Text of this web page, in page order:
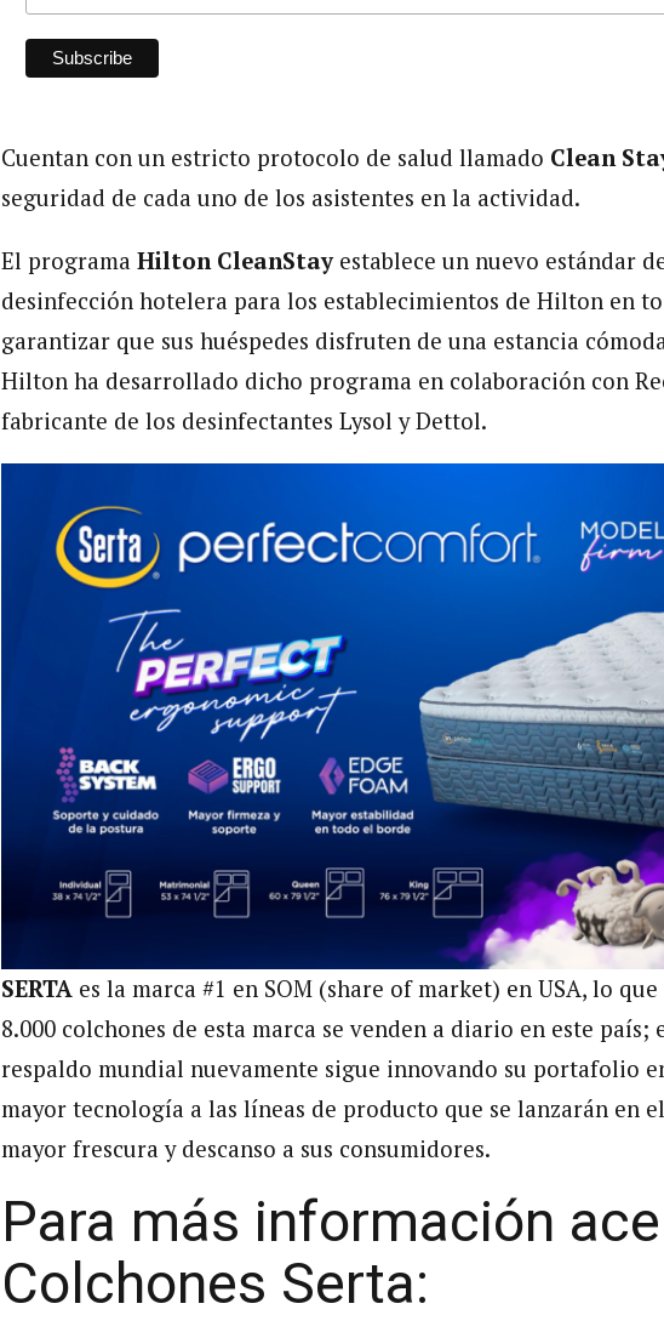
Cuentan con un estricto protocolo de salud llamado Clean
seguridad de cada uno de los asistentes en la actividad.
El programa Hilton CleanStayestablece un nuevo estándar
desinfección hotelera para los establecimientos de Hilton en
garantizar que sus huéspedes disfruten de una estancia
Hilton ha desarrollado dicho programa en colaboración con
fabricante de los desinfectantes Lysol y Dettol.
SERTA es la marca #1 en SOM (share of market) en USA, lo
8.000 colchones de esta marca se venden a diario en este país;
respaldo mundial nuevamente sigue innovando su portafolio
mayor tecnología a las líneas de producto que se lanzarán en
mayor frescura y descanso a sus consumidores.
Para más información
Colchones Serta: